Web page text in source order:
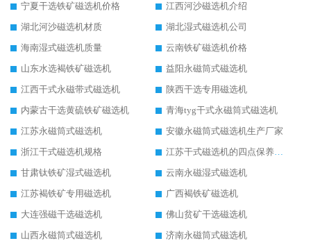
宁夏干选铁矿磁选机价格
江西河沙磁选机介绍
湖北河沙磁选机材质
湖北湿式磁选机公司
海南湿式磁选机质量
云南铁矿磁选机价格
山东水选褐铁矿磁选机
益阳永磁筒式磁选机
江西干式永磁带式磁选机
陕西干选专用磁选机
内蒙古干选黄硫铁矿磁选机
青海tyg干式永磁筒式磁选机
江苏永磁筒式磁选机
安徽永磁筒式磁选机生产厂家
浙江干式磁选机规格
江苏干式磁选机的四点保养秘籍
甘肃钛铁矿湿式磁选机
云南永磁湿式磁选机
江苏褐铁矿专用磁选机
广西褐铁矿磁选机
大连强磁干选磁选机
佛山贫矿干选磁选机
山西永磁筒式磁选机
济南永磁筒式磁选机